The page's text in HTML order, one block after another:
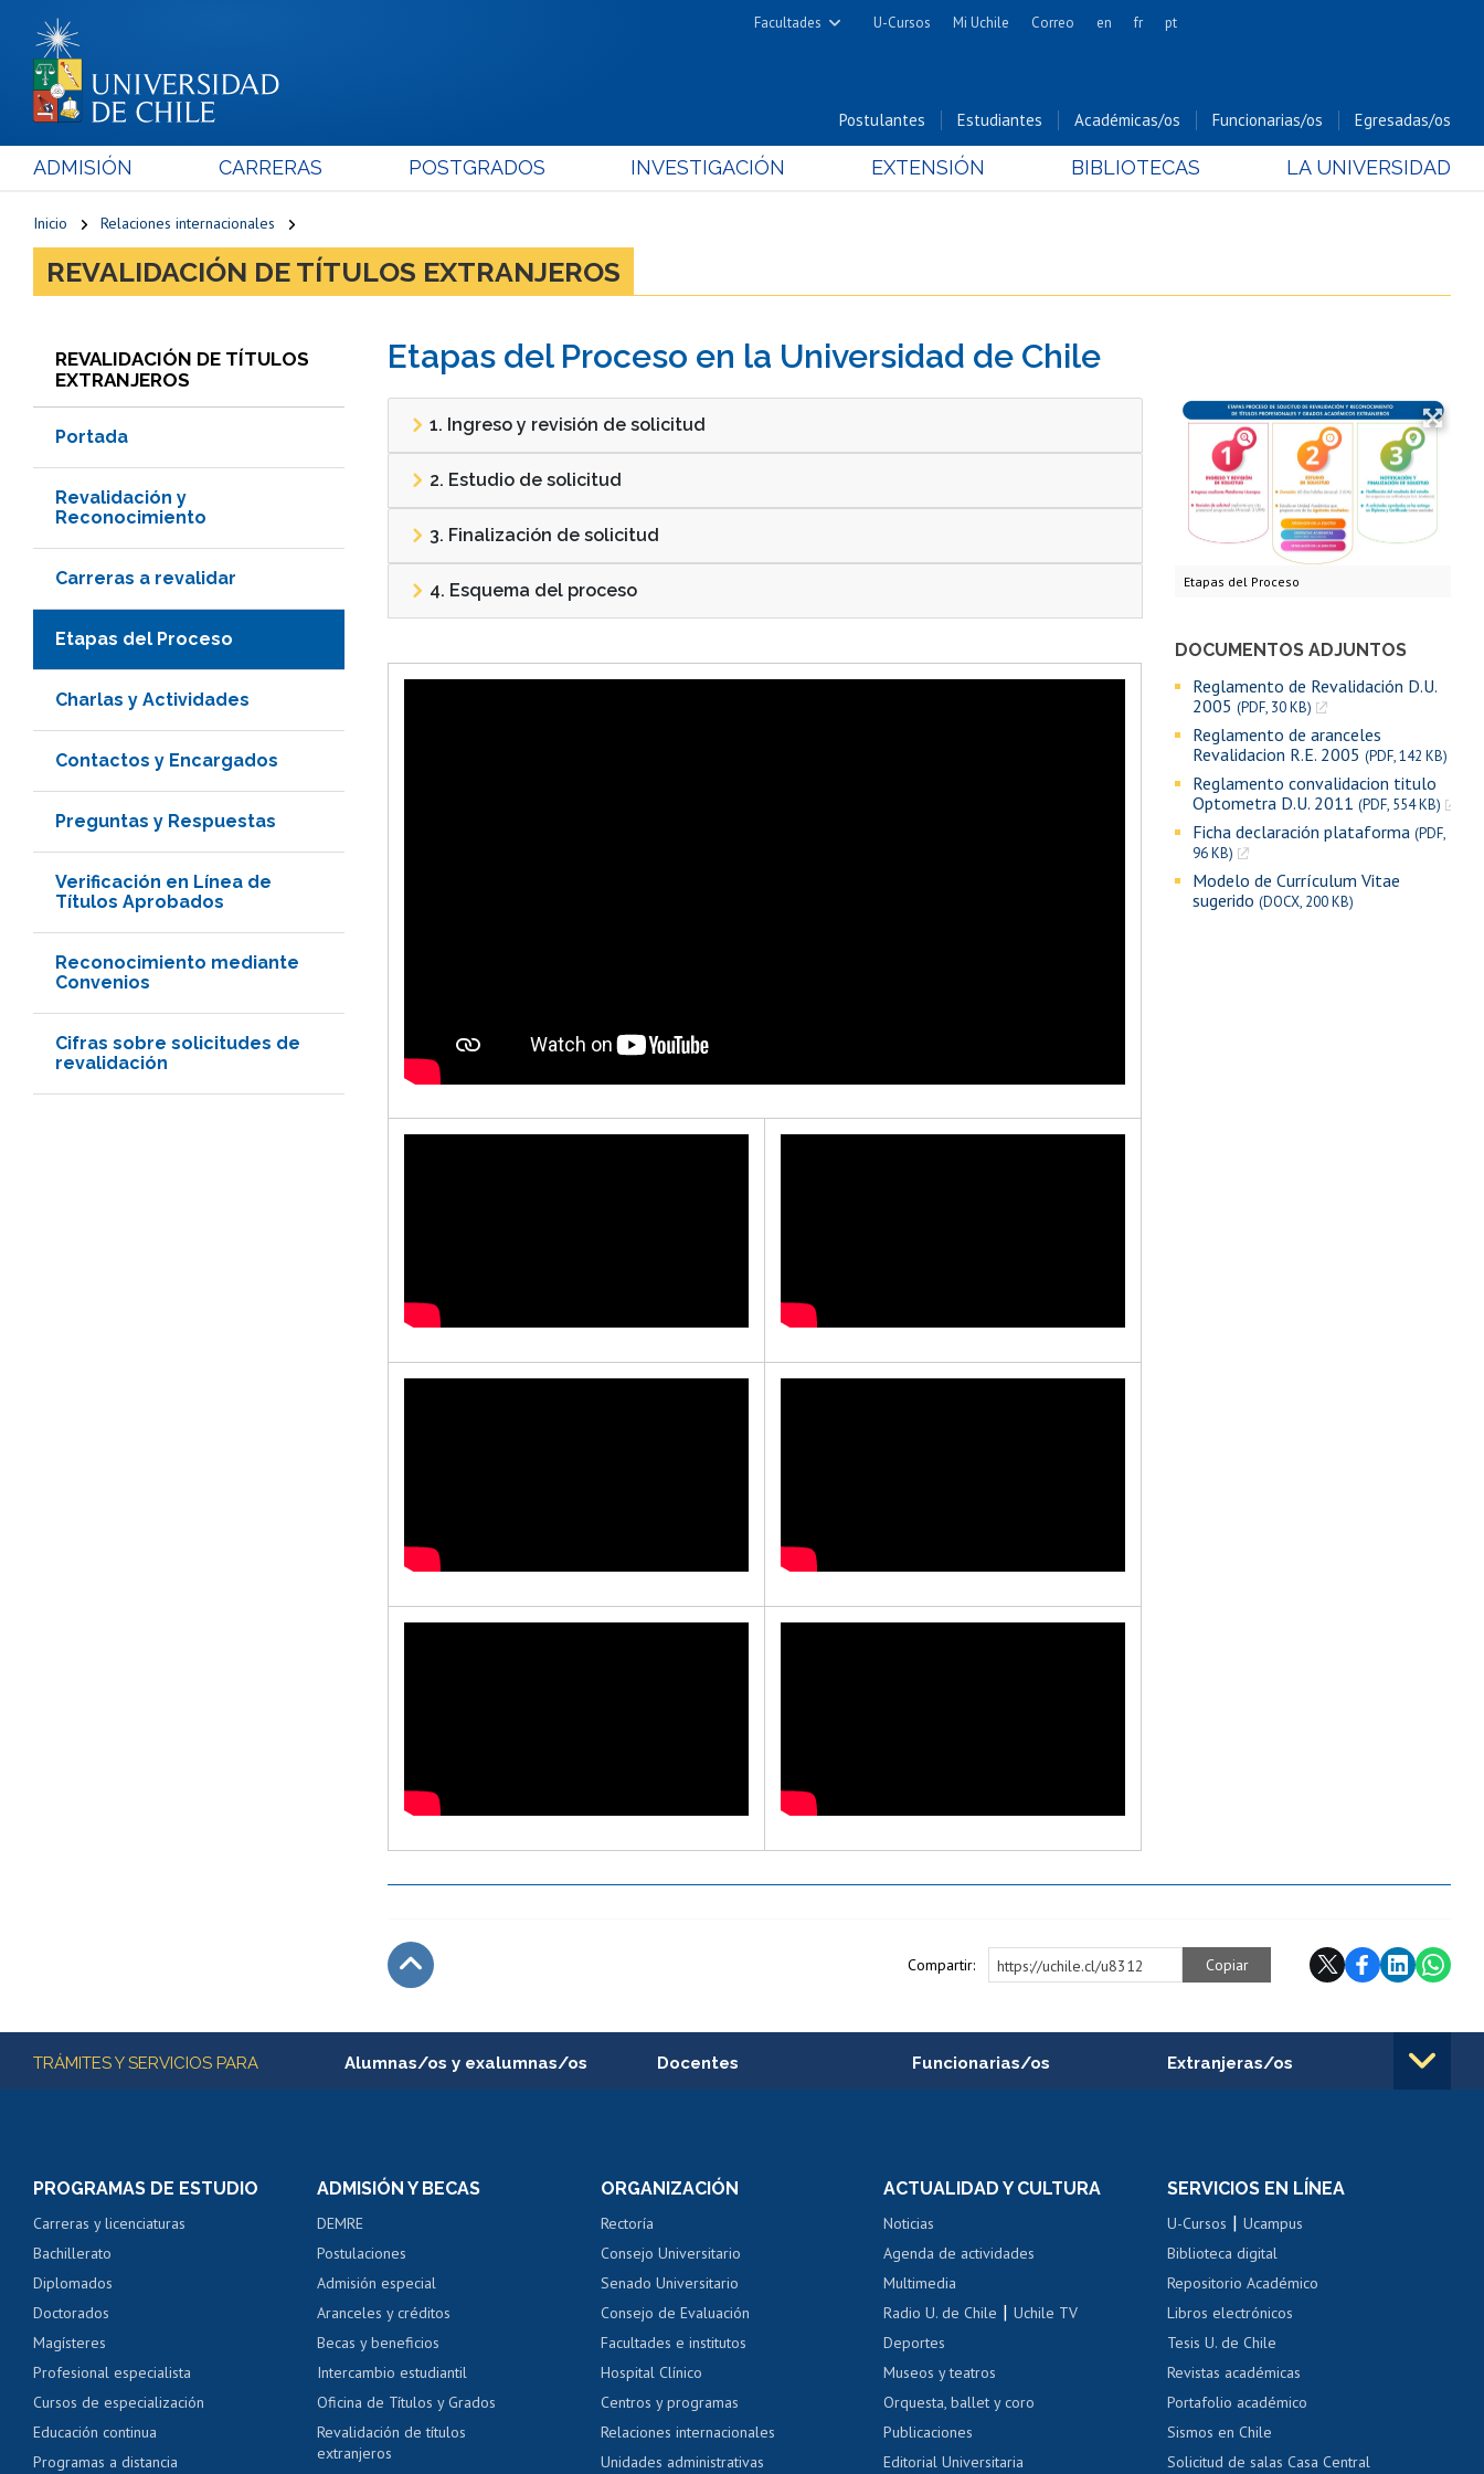
Facultades
Cs. Físicas y Matemáticas
Cs. Forestales y Conservación
Cs. Químicas y Farmacéuticas
Cs. Sociales
Estudios Avanzados en Educación
Estudios Internacionales
U-Cursos Mi Uchile Correo en fr pt
Postulantes Estudiantes Académicas/os Funcionarias/os Egresadas/os
ADMISIÓN CARRERAS POSTGRADOS INVESTIGACIÓN EXTENSIÓN BIBLIOTECAS LA UNIVERSIDAD
Inicio Relaciones internacionales
REVALIDACIÓN DE TÍTULOS EXTRANJEROS
REVALIDACIÓN DE TÍTULOS
EXTRANJEROS
Portada
Revalidación y
Reconocimiento
Carreras a revalidar
Etapas del Proceso
Charlas y Actividades
Contactos y Encargados
Preguntas y Respuestas
Verificación en Línea de
Títulos Aprobados
Reconocimiento mediante
Convenios
Cifras sobre solicitudes de
revalidación
Etapas del Proceso en la Universidad de Chile
Etapas del Proceso
DOCUMENTOS ADJUNTOS
Reglamento de Revalidación D.U.
2005 (PDF, 30 KB)
Reglamento de aranceles
Revalidacion R.E. 2005 (PDF, 142 KB)
Reglamento convalidacion titulo
Optometra D.U. 2011 (PDF, 554 KB)
Ficha declaración plataforma (PDF,
96 KB)
Modelo de Currículum Vitae
sugerido (DOCX, 200 KB)
1. Ingreso y revisión de solicitud
2. Estudio de solicitud
3. Finalización de solicitud
4. Esquema del proceso
Compartir: https://uchile.cl/u8312 Copiar
Más información
TRÁMITES Y SERVICIOS PARA Alumnas/os y exalumnas/os
Consulta y certificado de notas
Servicio médico y dental
Pago de arancel y crédito alumnos
Pago de arancel y crédito exalumnos
Certificado de títulos y grados
Docentes
Perfeccionamiento
Evaluación docente
Calificación académica
Postulación al AUCAI
Funcionarias/os
Portal de movilidad interna
Certificado de renta
Certificado de renta
Gestión de correo uchile
Extranjeras/os
Movilidad Estudiantil
Cursos de español
Acoso laboral, sexual y violencia
PROGRAMAS DE ESTUDIO
Carreras y licenciaturas
Bachillerato
Diplomados
Doctorados
Magísteres
Profesional especialista
Cursos de especialización
Educación continua
Programas a distancia
ADMISIÓN Y BECAS
DEMRE
Postulaciones
Admisión especial
Aranceles y créditos
Becas y beneficios
Intercambio estudiantil
Oficina de Títulos y Grados
Revalidación de títulos
extranjeros
ORGANIZACIÓN
Rectoría
Consejo Universitario
Senado Universitario
Consejo de Evaluación
Facultades e institutos
Hospital Clínico
Centros y programas
Relaciones internacionales
Unidades administrativas
ACTUALIDAD Y CULTURA
Noticias
Agenda de actividades
Multimedia
Radio U. de Chile |Uchile TV
Deportes
Museos y teatros
Orquesta, ballet y coro
Publicaciones
Editorial Universitaria
SERVICIOS EN LÍNEA
U-Cursos |Ucampus
Biblioteca digital
Repositorio Académico
Libros electrónicos
Tesis U. de Chile
Revistas académicas
Portafolio académico
Sismos en Chile
Solicitud de salas Casa Central